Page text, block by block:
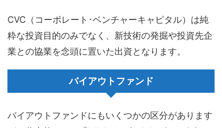
CVC（コーポレート･ベンチャーキャピタル）は純
粋な投資目的のみでなく、新技術の発掘や投資先企
業との協業を念頭に置いた出資となります。
バイアウトファンド
バイアウトファンドにもいくつかの区分があります